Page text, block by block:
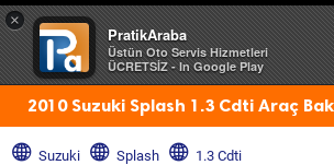
×
PratikAraba
Üstün Oto Servis Hizmetleri
ÜCRETSİZ - In Google Play
2010 Suzuki Splash 1.3 Cdti Araç
Suzuki Splash 1.3 Cdti